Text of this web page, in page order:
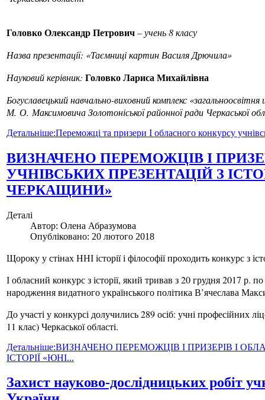
Головко Олександр Петрович– учень 8 класу
Назва презентації: «Таємниці картин Василя Дрючила»
Науковий керівник: Головко Лариса Михайлівна
Богуславецький навчально-виховний комплекс
М. О. Максимовича Золотоніської районної ради Черкаської
Детальніше:Переможці та призери І обласного конкурсу
ВИЗНАЧЕНО ПЕРЕМОЖЦІВ І
УЧНІВСЬКИХ ПРЕЗЕНТАЦІЙ З
ЧЕРКАЩИНИ»
Деталі
Автор: Олена Абразумова
Опубліковано: 20 лютого 2018
Щороку у стінах ННІ історії і філософії проходить конкурс з
І обласний конкурс з історії, який тривав з 20 грудня 2017 р.
народження видатного українського політика В’ячеслава
До участі у конкурсі долучились 289 осіб: учні професійних
11 клас) Черкаської області.
Детальніше:ВИЗНАЧЕНО ПЕРЕМОЖЦІВ І ПРИЗЕРІВ І
ІСТОРІЇ «ЮНІ...
Захист науково-дослідницьких робіт